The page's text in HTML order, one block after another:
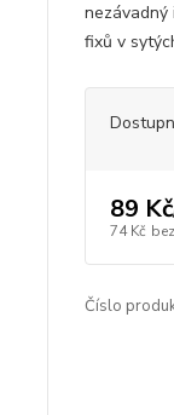
fixů v
89 Kč
74 Kč
Číslo